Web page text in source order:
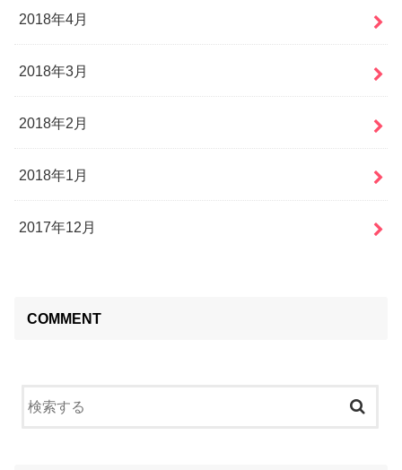
2018年4月
2018年3月
2018年2月
2018年1月
2017年12月
COMMENT